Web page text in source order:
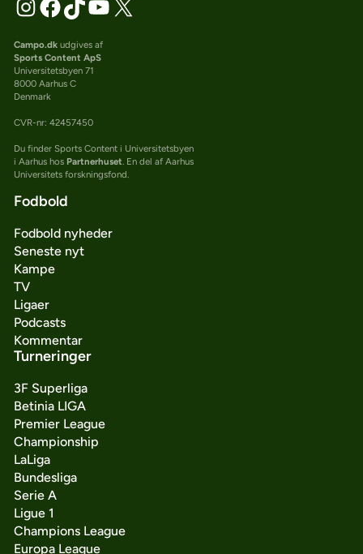
Campo.dkudgives af
Sports Content ApS
Universitetsbyen 71
8000 Aarhus C
Denmark
CVR-nr: 42457450
Du finder Sports Content i Universitetsbyen
i Aarhus hos Partnerhuset. En del af Aarhus
Universitets forskningsfond.
Fodbold
Fodbold nyheder
Seneste nyt
Kampe
TV
Ligaer
Podcasts
Kommentar
Turneringer
3F Superliga
Betinia LIGA
Premier League
Championship
LaLiga
Bundesliga
Serie A
Ligue 1
Champions League
Europa League